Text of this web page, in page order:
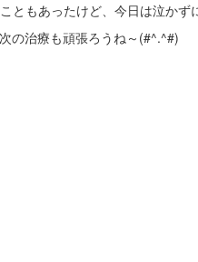
ともあったけど、今日は泣かず
の治療も頑張ろうね～(#^.^#)